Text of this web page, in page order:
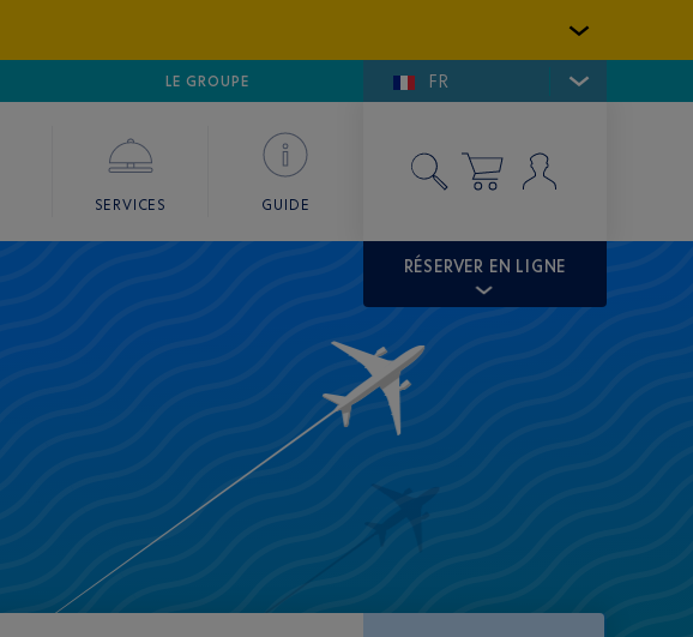
GOLFE DE SAINT-TROPEZ
LE GROUPE FR
SERVICES GUIDE
RÉSERVER EN LIGNE